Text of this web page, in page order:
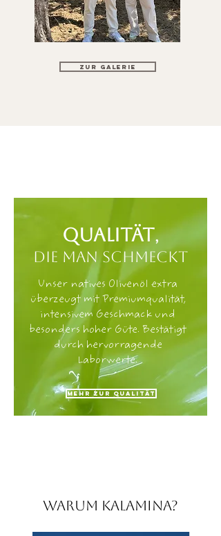
Zur Galerie
Qualität,
die man schmeckt
Unser natives Olivenöl extra
überzeugt mit Premiumqualität,
intensivem Geschmack und
besonders hoher Güte. Bestätigt
durch hervorragende
Laborwerte.
Mehr zur Qualität
Warum Kalamina?